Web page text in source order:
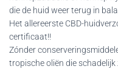
die de huid weer terug in
Het allereerste CBD-
certificaat!!
Zónder
tropische oliën die